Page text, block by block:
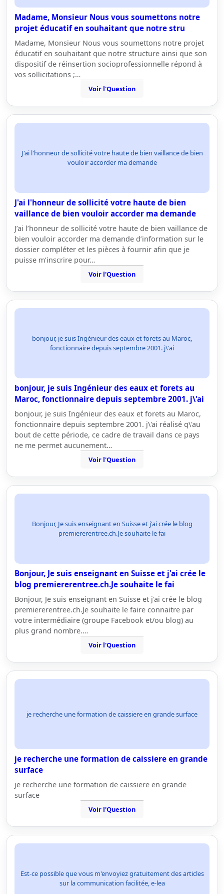
Madame, Monsieur Nous vous soumettons notre
projet éducatif en souhaitant que notre stru
Madame, Monsieur Nous vous soumettons notre projet
éducatif en souhaitant que notre structure ainsi que son
dispositif de réinsertion socioprofessionnelle répond à
vos sollicitations ;…
Voir l'Question
J'ai l'honneur de sollicité votre haute de bien vaillance de bien
vouloir accorder ma demande
J'ai l'honneur de sollicité votre haute de bien
vaillance de bien vouloir accorder ma demande
J’ai l’honneur de sollicité votre haute de bien vaillance de
bien vouloir accorder ma demande d’information sur le
dossier compléter et les pièces à fournir afin que je
puisse m’inscrire pour…
Voir l'Question
bonjour, je suis Ingénieur des eaux et forets au Maroc,
fonctionnaire depuis septembre 2001. j\'ai
bonjour, je suis Ingénieur des eaux et forets au
Maroc, fonctionnaire depuis septembre 2001. j\'ai
bonjour, je suis Ingénieur des eaux et forets au Maroc,
fonctionnaire depuis septembre 2001. j\'ai réalisé q\'au
bout de cette période, ce cadre de travail dans ce pays
ne me permet aucunement…
Voir l'Question
Bonjour, Je suis enseignant en Suisse et j'ai crée le blog
premiererentree.ch.Je souhaite le fai
Bonjour, Je suis enseignant en Suisse et j'ai crée le
blog premiererentree.ch.Je souhaite le fai
Bonjour, Je suis enseignant en Suisse et j'ai crée le blog
premiererentree.ch.Je souhaite le faire connaitre par
votre intermédiaire (groupe Facebook et/ou blog) au
plus grand nombre.…
Voir l'Question
je recherche une formation de caissiere en grande surface
je recherche une formation de caissiere en grande
surface
je recherche une formation de caissiere en grande
surface
Voir l'Question
Est-ce possible que vous m'envoyiez gratuitement des articles
sur la communication facilitée, e-lea